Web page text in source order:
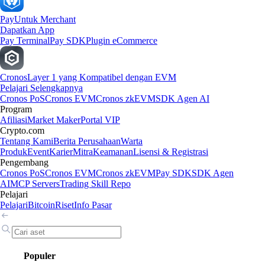
PayUntuk Merchant
Dapatkan App
Pay TerminalPay SDKPlugin eCommerce
CronosLayer 1 yang Kompatibel dengan EVM
Pelajari Selengkapnya
Cronos PoSCronos EVMCronos zkEVMSDK Agen AI
Program
AfiliasiMarket MakerPortal VIP
Crypto.com
Tentang KamiBerita PerusahaanWarta
ProdukEventKarierMitraKeamananLisensi & Registrasi
Pengembang
Cronos PoSCronos EVMCronos zkEVMPay SDKSDK Agen
AIMCP ServersTrading Skill Repo
Pelajari
PelajariBitcoinRisetInfo Pasar
Populer